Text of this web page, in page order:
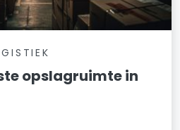
opslagruimte in